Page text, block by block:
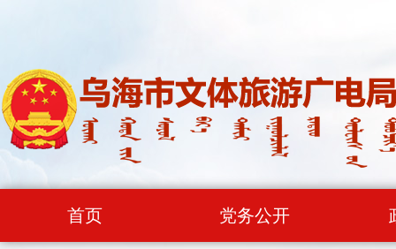
首页 党务公开